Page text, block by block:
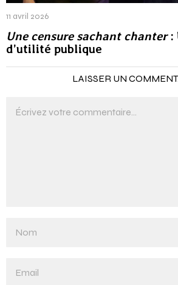
11 avril 2026
Une censure sachant chanter:
d’utilité publique
LAISSER UN